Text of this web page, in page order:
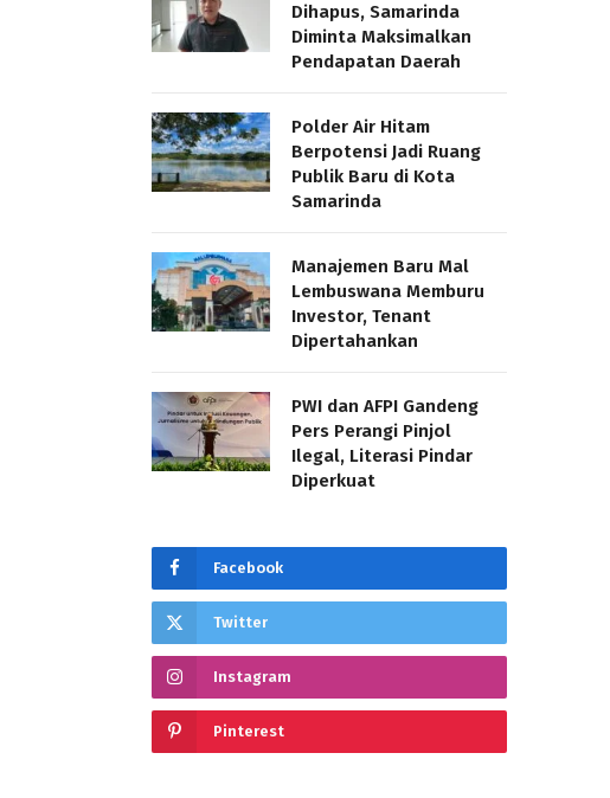
Dihapus, Samarinda
Diminta Maksimalkan
Pendapatan Daerah
Polder Air Hitam
Berpotensi Jadi Ruang
Publik Baru di Kota
Samarinda
Manajemen Baru Mal
Lembuswana Memburu
Investor, Tenant
Dipertahankan
PWI dan AFPI Gandeng
Pers Perangi Pinjol
Ilegal, Literasi Pindar
Diperkuat
Facebook
Twitter
Instagram
Pinterest